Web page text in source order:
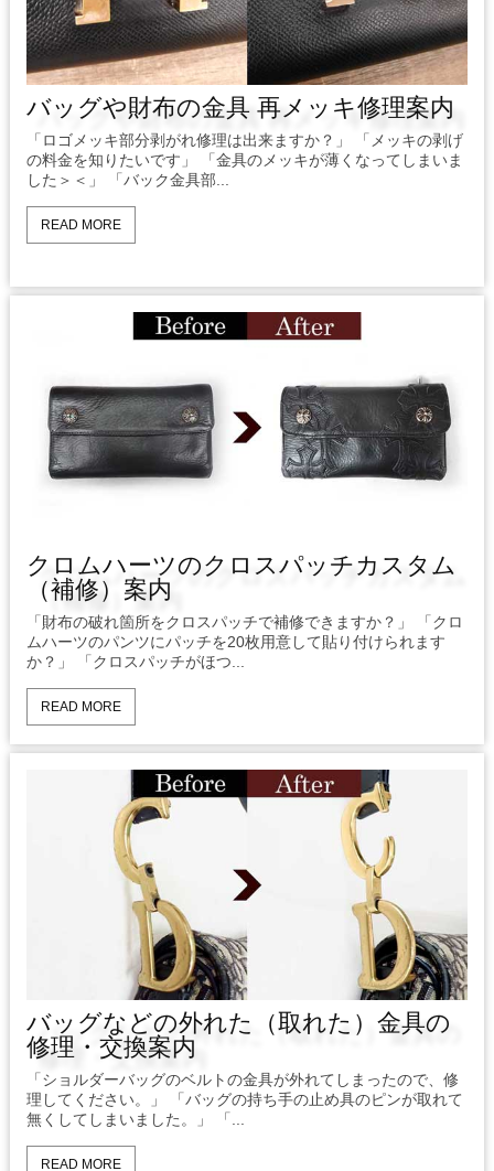
バッグや財布の金具 再メッキ修理案内
「ロゴメッキ部分剥がれ修理は出来ますか？」 「メッキの剥げ
の料金を知りたいです」 「金具のメッキが薄くなってしまいま
した＞＜」 「バック金具部...
READ MORE
クロムハーツのクロスパッチカスタム
（補修）案内
「財布の破れ箇所をクロスパッチで補修できますか？」 「クロ
ムハーツのパンツにパッチを20枚用意して貼り付けられます
か？」 「クロスパッチがほつ...
READ MORE
バッグなどの外れた（取れた）金具の
修理・交換案内
「ショルダーバッグのベルトの金具が外れてしまったので、修
理してください。」 「バッグの持ち手の止め具のピンが取れて
無くしてしまいました。」 「...
READ MORE